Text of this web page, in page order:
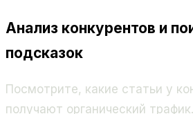
Анализ конкурентов и
подсказок
Посмотрите, какие статьи у
получают органический